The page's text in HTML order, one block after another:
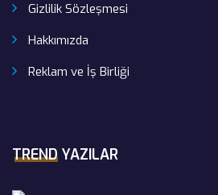
Gizlilik Sözleşmesi
Hakkımızda
Reklam ve İş Birliği
TREND YAZILAR